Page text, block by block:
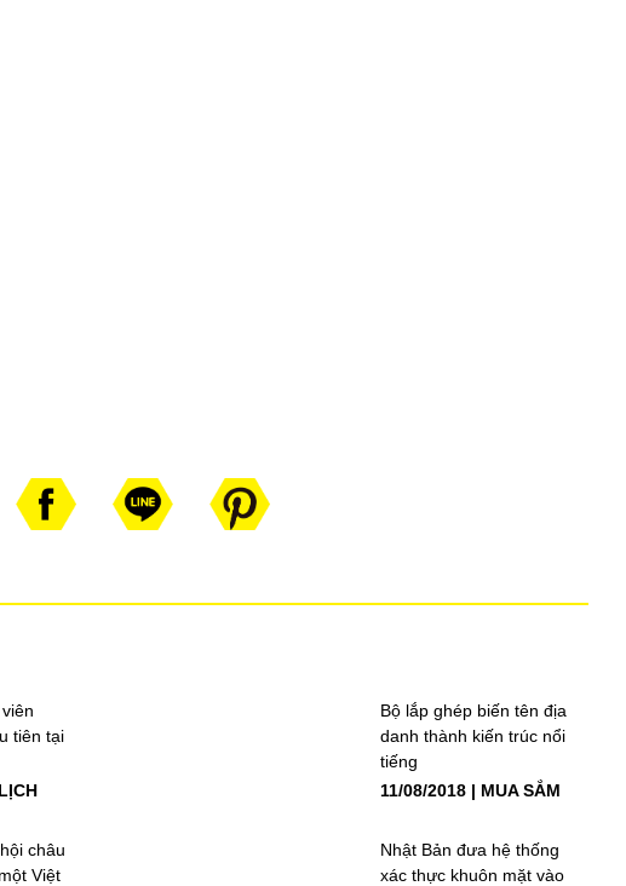
tiên tại
Bộ lắp ghép biến tên địa
danh thành kiến trúc nổi
tiếng
11/08/2018
MUA SẮM
châu
Việt
Nhật Bản đưa hệ thống
xác thực khuôn mặt vào